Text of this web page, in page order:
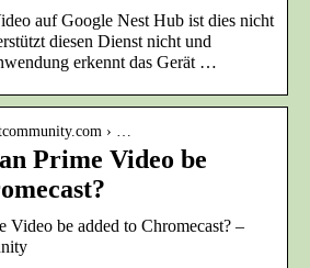
auf Google Nest Hub ist dies nicht
diesen Dienst nicht und
erkennt das Gerät …
› …
Prime Video be
Video be added to Chromecast? –